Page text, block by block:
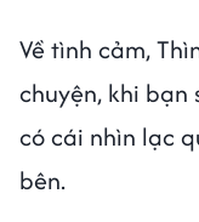
Về tình cảm,
chuyện, khi bạn
có cái nhìn lạc
bên.